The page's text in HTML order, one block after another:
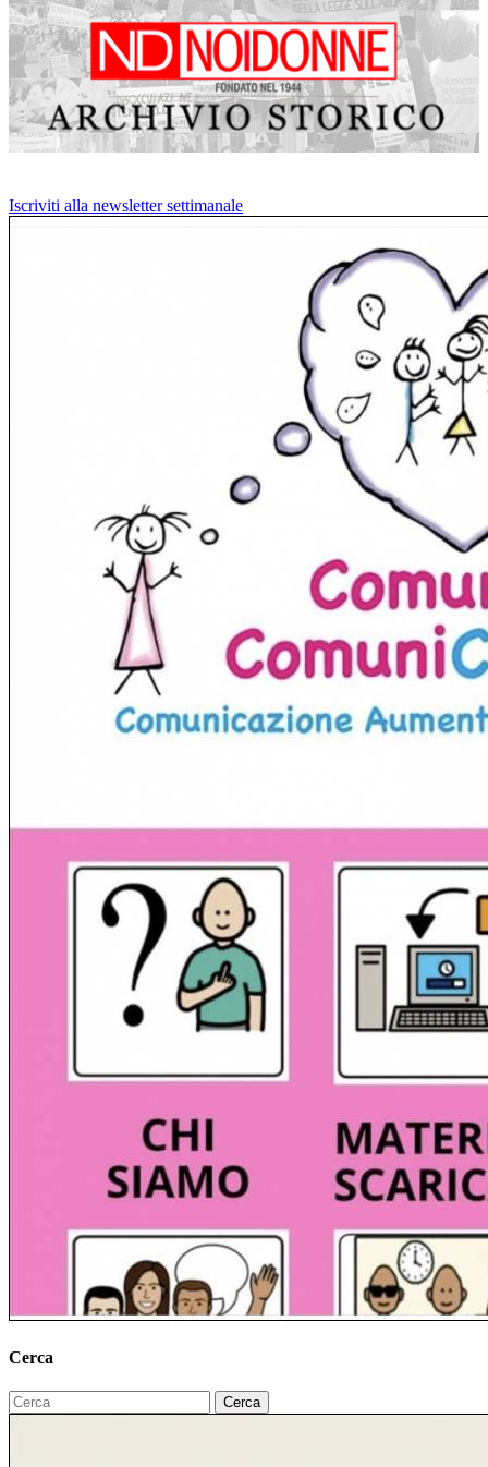
Iscriviti alla newsletter settimanale
Cerca